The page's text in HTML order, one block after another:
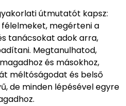
útmutatót kapsz:
megérteni a
tanácsokat adok arra,
Megtanulhatod,
és másokhoz,
méltóságodat és belső
de minden lépésével egyre